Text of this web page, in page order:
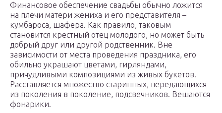
Финансовое обеспечение свадьбы обычно ложится
на плечи матери жениха и его представителя –
кумбароса, шафера. Как правило, таковым
становится крестный отец молодого, но может быть
добрый друг или другой родственник. Вне
зависимости от места проведения праздника, его
обильно украшают цветами, гирляндами,
причудливыми композициями из живых букетов.
Расставляется множество старинных, передающихся
из поколения в поколение, подсвечников. Вешаются
фонарики.